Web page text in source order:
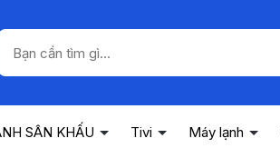
SÂN KHẤU Tivi Máy lạnh